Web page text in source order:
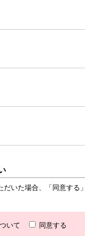
いた場合、「同意す
いて 同意する